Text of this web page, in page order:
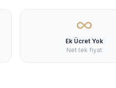
Ek Ücret Yok
Net tek fiyat